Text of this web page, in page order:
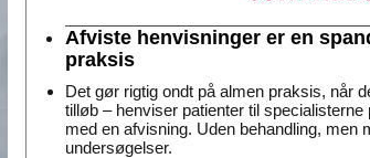
Afviste henvisninger er en
praksis
Det gør rigtig ondt på almen praksis, når
tilløb – henviser patienter til
med en afvisning. Uden behandling, men
undersøgelser.